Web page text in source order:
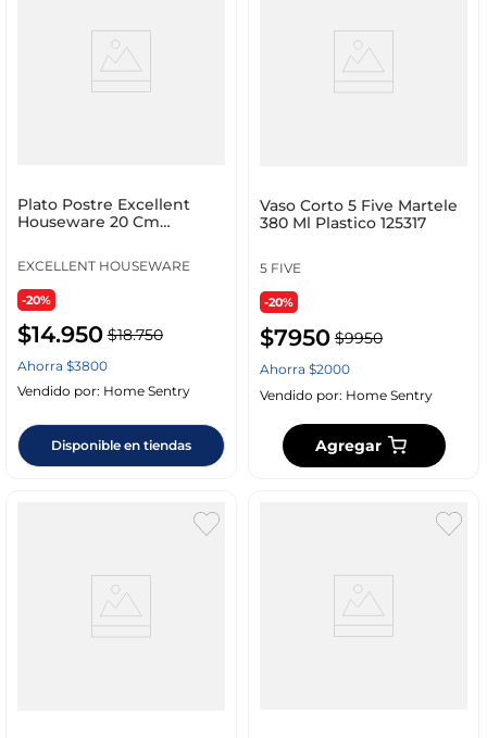
Plato Postre Excellent
Houseware 20 Cm
EXCELLENT HOUSEWARE
-20%
$14.950 $18.750
Ahorra $3800
Vendido por: Home Sentry
Disponible en tiendas
Vaso Corto 5 Five Martele
380 Ml Plastico 125317
5 FIVE
-20%
$7950 $9950
Ahorra $2000
Vendido por: Home Sentry
Agregar